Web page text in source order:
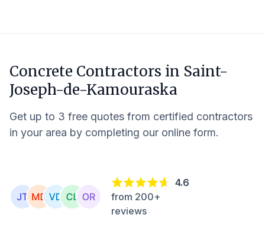
Concrete Contractors in Saint-
Joseph-de-Kamouraska
Get up to 3 free quotes from certified contractors
in your area by completing our online form.
4.6
from 200+
reviews